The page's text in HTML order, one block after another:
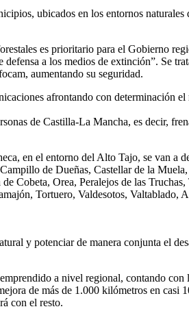
ubicados en los entornos naturales
es prioritario para el Gobierno
a los medios de extinción”. Se
aumentando su seguridad.
afrontando con determinación
de Castilla-La Mancha, es decir,
en el entorno del Alto Tajo, se van a
de Dueñas, Castellar de la
Cobeta, Orea, Peralejos de las Truchas,
Tortuero, Valdesotos, Valtablado,
y potenciar de manera conjunta el
a nivel regional, contando con
de más de 1.000 kilómetros en casi
con el resto.